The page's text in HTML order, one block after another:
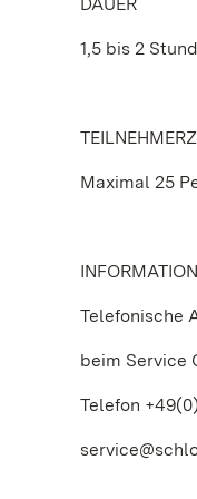
1,5 bis 2
Maximal 25
Telefonische
beim Service
Telefon